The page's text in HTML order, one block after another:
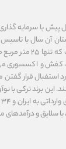
در سال ۱۹۹۸، یعنی حدود
آن سال با
باشد که کار این
کفش و اکسسوری
استفبال قرار
این برند ترکی
سلایق و درآمدهای